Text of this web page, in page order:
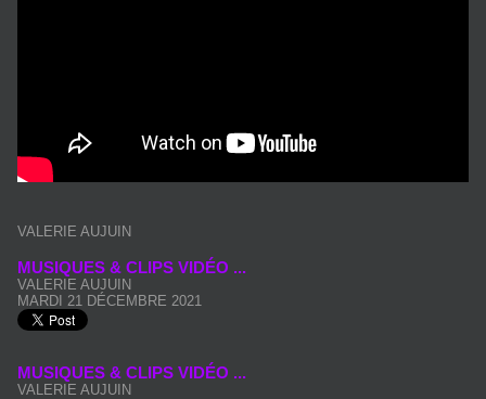
VALERIE AUJUIN
MUSIQUES & CLIPS VIDÉO ...
VALERIE AUJUIN
MARDI 21 DÉCEMBRE 2021
MUSIQUES & CLIPS VIDÉO ...
VALERIE AUJUIN